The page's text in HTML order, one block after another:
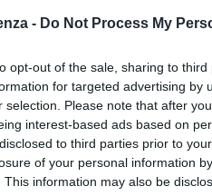
- Do Not Process My
opt-out of the sale, sharing to
for targeted advertising by
selection. Please note that after
interest-based ads based on
to third parties prior to
of your personal information
This information may also be
il Centro di produzione
Eolo Award 2023 “per
di teatro per le
tenuta al Teatro Bruno Munari
Segnali, organizzato dal